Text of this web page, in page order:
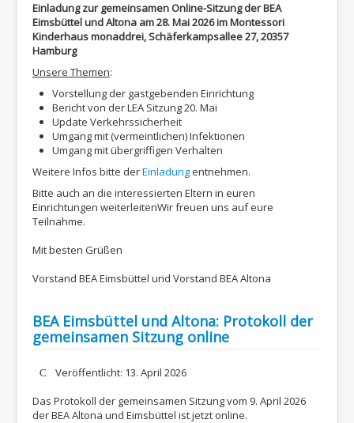
Einladung zur gemeinsamen Online-Sitzung der BEA
Eimsbüttel und Altona am 28. Mai 2026 im Montessori
Kinderhaus monaddrei, Schäferkampsallee 27, 20357
Hamburg
Unsere Themen:
Vorstellung der gastgebenden Einrichtung
Bericht von der LEA Sitzung 20. Mai
Update Verkehrssicherheit
Umgang mit (vermeintlichen) Infektionen
Umgang mit übergriffigen Verhalten
Weitere Infos bitte derEinladungentnehmen.
Bitte auch an die interessierten Eltern in euren
Einrichtungen weiterleitenWir freuen uns auf eure
Teilnahme.
Mit besten Grüßen
Vorstand BEA Eimsbüttel und Vorstand BEA Altona
BEA Eimsbüttel und Altona: Protokoll der
gemeinsamen Sitzung online
DetailsVeröffentlicht: 13. April 2026
Das Protokoll der gemeinsamen Sitzung vom 9. April 2026
der BEA Altona und Eimsbüttel ist jetzt online.